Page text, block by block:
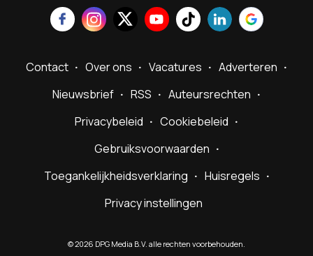
Contact Over ons Vacatures
Adverteren
Nieuwsbrief
RSS
Auteursrechten
Privacybeleid
Cookiebeleid
Gebruiksvoorwaarden
Toegankelijkheidsverklaring
Huisregels
Privacy instellingen
©2026 DPG Media B.V. alle rechten voorbehouden.